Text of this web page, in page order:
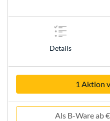
Details
1 Aktion
Als B-Ware ab